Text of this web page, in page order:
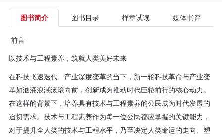
课
图书简介 图书目录 样章试读 媒体书评
前言
以技术与工程素养，筑就人类美好未来
在科技飞速迭代、产业深度变革的当下，新一轮科技革命与产业变
革如汹涌浪潮滚滚向前，创新成为推动时代巨轮前行的核心动力。
在这样的背景下，培养具有技术与工程素养的公民成为时代发展的
迫切需求。技术与工程素养作为每一位公民都应掌握的关键能力，
对于提升全人类的技术与工程水平，乃至决定人类命运的走向、塑